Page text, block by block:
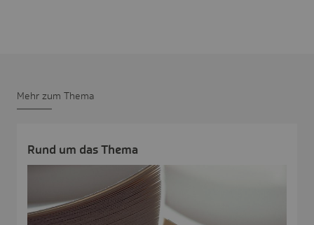
Mehr zum Thema
Rund um das Thema